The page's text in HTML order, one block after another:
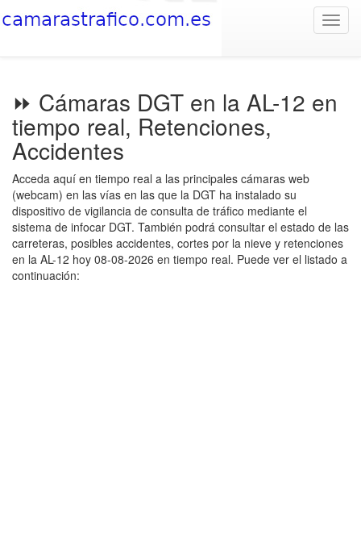
⏩ Cámaras DGT en la AL-12 en
tiempo real, Retenciones,
Accidentes
Acceda aquí en tiempo real a las principales cámaras web
(webcam) en las vías en las que la DGT ha instalado su
dispositivo de vigilancia de consulta de tráfico mediante el
sistema de infocar DGT. También podrá consultar el estado de las
carreteras, posibles accidentes, cortes por la nieve y retenciones
en la AL-12 hoy 08-08-2026 en tiempo real. Puede ver el listado a
continuación: